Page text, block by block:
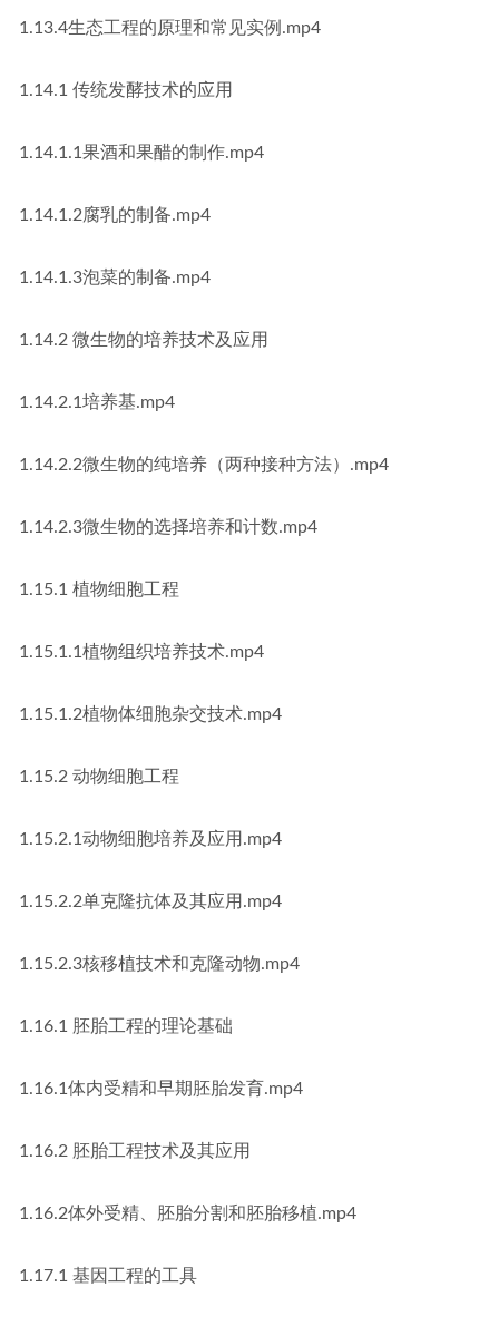
1.13.4生态工程的原理和常见实例.mp4
1.14.1 传统发酵技术的应用
1.14.1.1果酒和果醋的制作.mp4
1.14.1.2腐乳的制备.mp4
1.14.1.3泡菜的制备.mp4
1.14.2 微生物的培养技术及应用
1.14.2.1培养基.mp4
1.14.2.2微生物的纯培养（两种接种方法）.mp4
1.14.2.3微生物的选择培养和计数.mp4
1.15.1 植物细胞工程
1.15.1.1植物组织培养技术.mp4
1.15.1.2植物体细胞杂交技术.mp4
1.15.2 动物细胞工程
1.15.2.1动物细胞培养及应用.mp4
1.15.2.2单克隆抗体及其应用.mp4
1.15.2.3核移植技术和克隆动物.mp4
1.16.1 胚胎工程的理论基础
1.16.1体内受精和早期胚胎发育.mp4
1.16.2 胚胎工程技术及其应用
1.16.2体外受精、胚胎分割和胚胎移植.mp4
1.17.1 基因工程的工具